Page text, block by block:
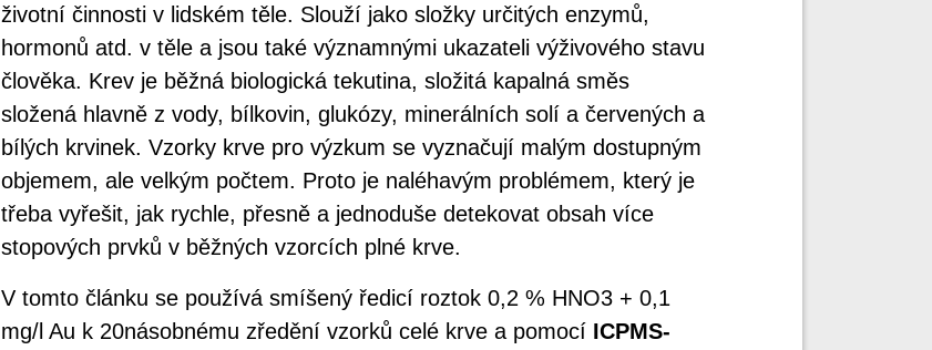
životní činnosti v lidském těle. Slouží jako složky určitých enzymů,
hormonů atd. v těle a jsou také významnými ukazateli výživového stavu
člověka. Krev je běžná biologická tekutina, složitá kapalná směs
složená hlavně z vody, bílkovin, glukózy, minerálních solí a červených a
bílých krvinek. Vzorky krve pro výzkum se vyznačují malým dostupným
objemem, ale velkým počtem. Proto je naléhavým problémem, který je
třeba vyřešit, jak rychle, přesně a jednoduše detekovat obsah více
stopových prvků v běžných vzorcích plné krve.
V tomto článku se používá smíšený ředicí roztok 0,2 % HNO3 + 0,1
mg/l Au k 20násobnému zředění vzorků celé krve a pomocí ICPMS-